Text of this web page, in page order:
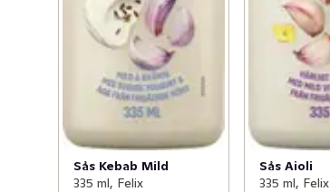
Sås Kebab Mild
335 ml, Felix
Sås Aioli
335 ml, Felix